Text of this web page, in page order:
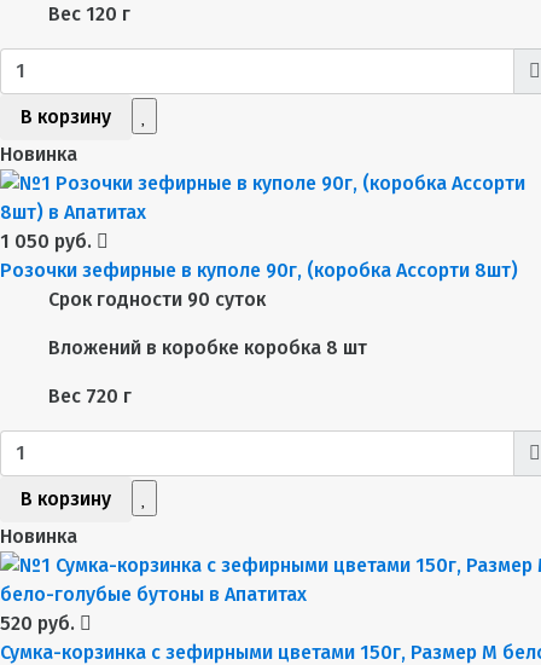
Вес 120 г
В корзину
Новинка
1 050 руб.
Розочки зефирные в куполе 90г, (коробка Ассорти 8шт)
Срок годности 90 суток
Вложений в коробке коробка 8 шт
Вес 720 г
В корзину
Новинка
520 руб.
Сумка-корзинка с зефирными цветами 150г, Размер М